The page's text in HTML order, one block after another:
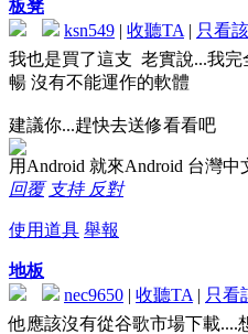
板凳
ksn549 | 收聽TA | 只看
我也是買了這支 老實說...我
暢 沒有不能運作的軟體
建議你...趕快去送修看看吧
用Android 就來Android 台灣中
回覆 支持 反對
使用道具 舉報
地板
nec9650 | 收聽TA | 只看
他應該沒有從谷歌市場下載....